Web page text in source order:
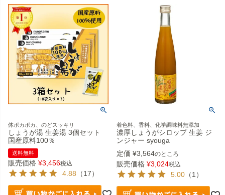
体ポカポカ、のどスッキリ
しょうが湯 生姜湯 3個セット
国産原料100％
送料無料
販売価格 ¥3,456税込
4.88 （17）
着色料、香料、化学調味料無添加
濃厚しょうがシロップ 生姜 ジ
ンジャー syouga
定価 ¥3,564のところ
販売価格 ¥3,024税込
5.00 （1）